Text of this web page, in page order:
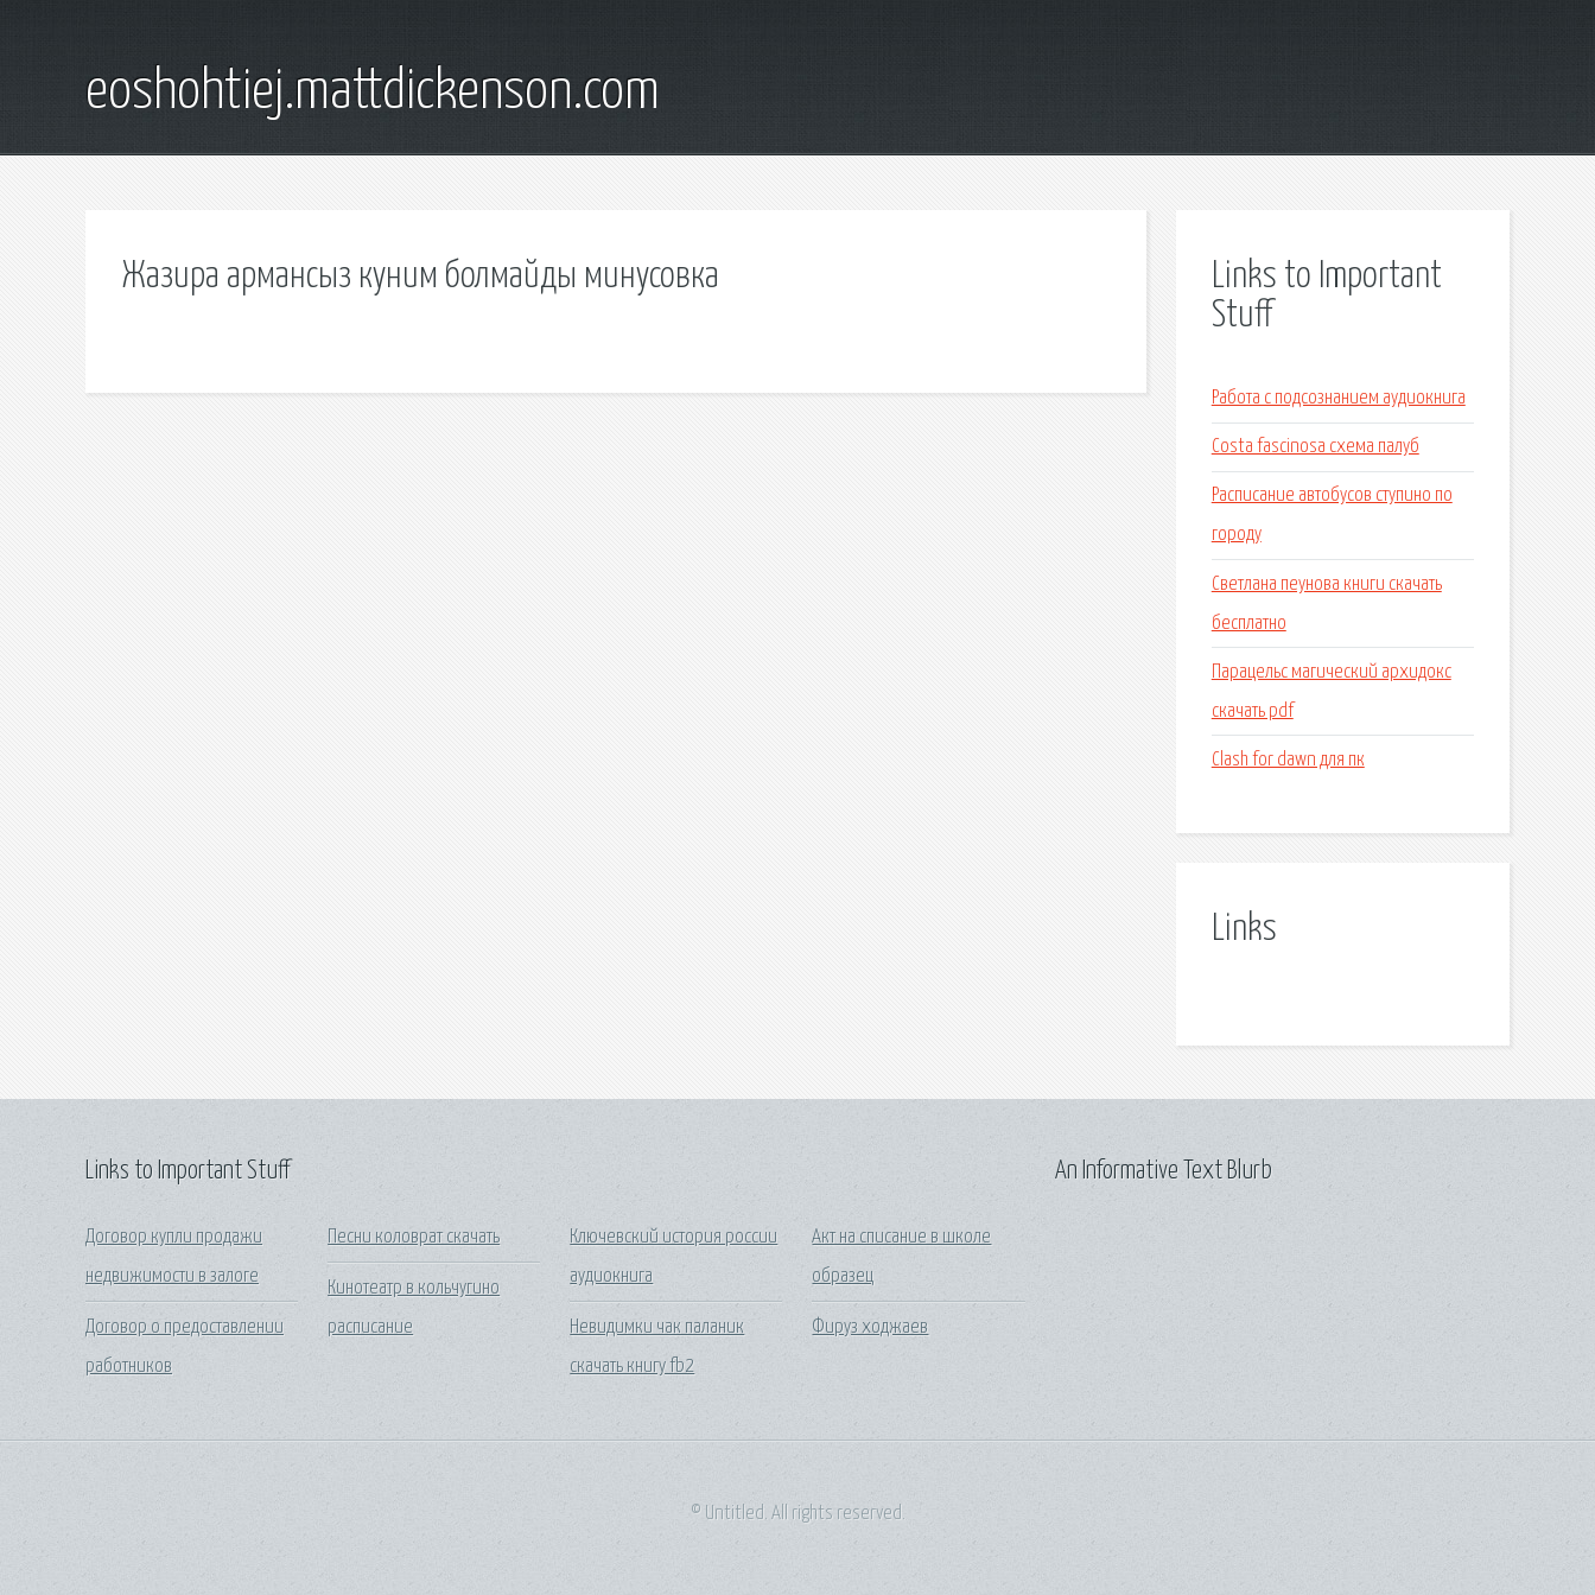
eoshohtiej.mattdickenson.com
Жазира армансыз куним болмайды минусовка
Links to Important
Stuff
Работа с подсознанием аудиокнига
Costa fascinosa схема палуб
Расписание автобусов ступино по
городу
Светлана пеунова книги скачать
бесплатно
Парацельс магический архидокс
скачать pdf
Clash for dawn для пк
Links
Links to Important Stuff
Договор купли продажи
недвижимости в залоге
Договор о предоставлении
работников
Песни коловрат скачать
Кинотеатр в кольчугино
расписание
Ключевский история россии
аудиокнига
Невидимки чак паланик
скачать книгу fb2
Акт на списание в школе
образец
Фируз ходжаев
An Informative Text Blurb
© Untitled. All rights reserved.